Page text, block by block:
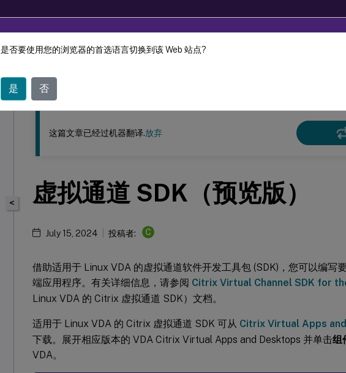
此内容已经过机器动态翻译。
<
这篇文章已经过机器翻译.放弃
虚拟通道 SDK（预览版）
July 15, 2024 投稿者: C
借助适用于 Linux VDA 的虚拟通道软件开发工具包 (SDK)，您可以编写
端应用程序。有关详细信息，请参阅 Citrix Virtual Channel SDK for
Linux VDA 的 Citrix 虚拟通道 SDK）文档。
适用于 Linux VDA 的 Citrix 虚拟通道 SDK 可从 Citrix Virtual Apps
下载。展开相应版本的 VDA Citrix Virtual Apps and Desktops 并单击组
VDA。
是否要使用您的浏览器的首选语言切换到该 Web 站点?
是 否